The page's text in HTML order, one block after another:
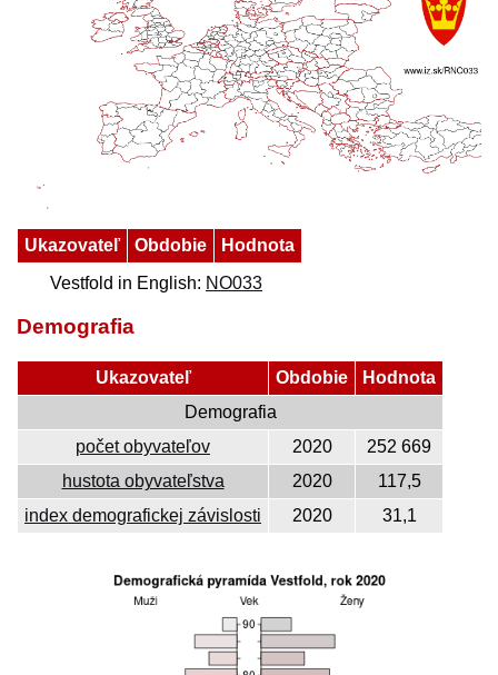
Ukazovateľ Obdobie
Hodnota
Vestfold in English: NO033
Demografia
Ukazovateľ Obdobie
Hodnota
Demografia
počet obyvateľov
2020
252 669
hustota obyvateľstva
2020
117,5
index demografickej závislosti
2020 31,1